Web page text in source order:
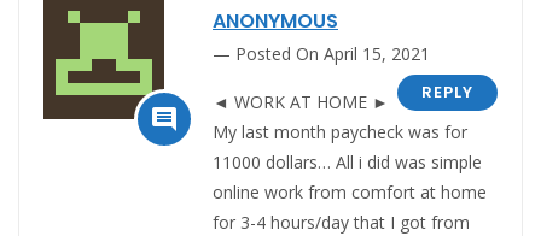

ANONYMOUS
Posted On April 15, 2021
REPLY
◄ WORK AT HOME ►
My last month paycheck was for
11000 dollars… All i did was simple
online work from comfort at home
for 3-4 hours/day that I got from